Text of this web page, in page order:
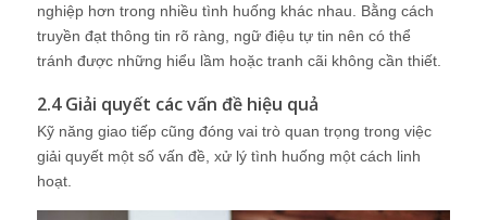
nghiệp hơn trong nhiều tình huống khác nhau. Bằng cách
truyền đạt thông tin rõ ràng, ngữ điệu tự tin nên có thể
tránh được những hiểu lầm hoặc tranh cãi không cần thiết.
2.4 Giải quyết các vấn đề hiệu quả
Kỹ năng giao tiếp cũng đóng vai trò quan trọng trong việc
giải quyết một số vấn đề, xử lý tình huống một cách linh
hoạt.